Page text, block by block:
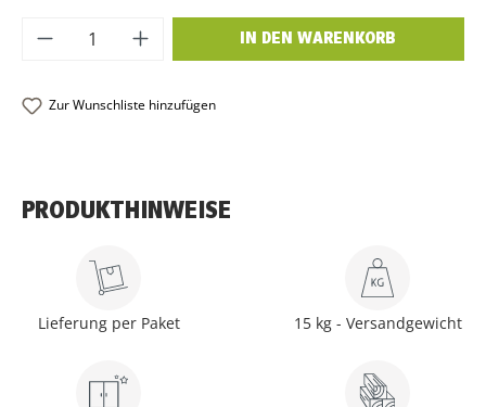
Produkt Anzahl: Gib den gewünschten
IN DEN WARENKORB
Zur Wunschliste hinzufügen
PRODUKTHINWEISE
Lieferung per Paket 15 kg - Versandgewicht